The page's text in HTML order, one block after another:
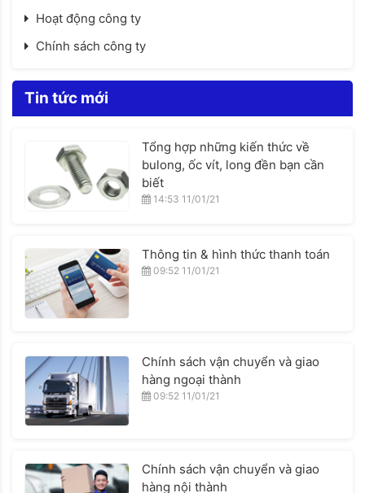
Hoạt động công ty
Chính sách công ty
Tin tức mới
Tổng hợp những kiến thức về
bulong, ốc vít, long đền bạn cần
biết
14:53 11/01/21
Thông tin & hình thức thanh toán
09:52 11/01/21
Chính sách vận chuyển và giao
hàng ngoại thành
09:52 11/01/21
Chính sách vận chuyển và giao
hàng nội thành